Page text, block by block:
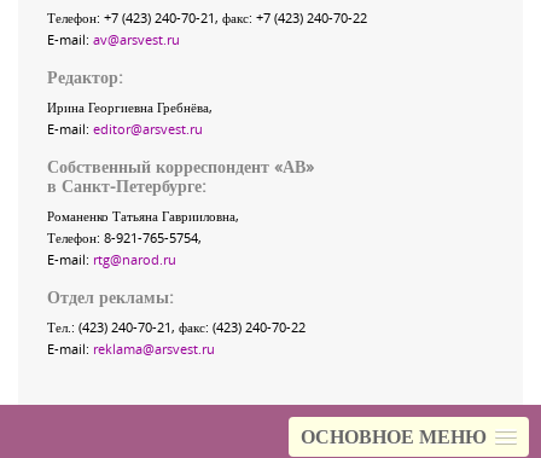
ОСНОВНОЕ МЕНЮ
Телефон: +7 (423) 240-70-21, факс: +7 (423) 240-70-22
E-mail: av@arsvest.ru
Редактор:
Ирина Георгиевна Гребнёва,
E-mail: editor@arsvest.ru
Собственный корреспондент «АВ»
в Санкт-Петербурге:
Романенко Татьяна Гаврииловна,
Телефон: 8-921-765-5754,
E-mail: rtg@narod.ru
Отдел рекламы:
Тел.: (423) 240-70-21, факс: (423) 240-70-22
E-mail: reklama@arsvest.ru